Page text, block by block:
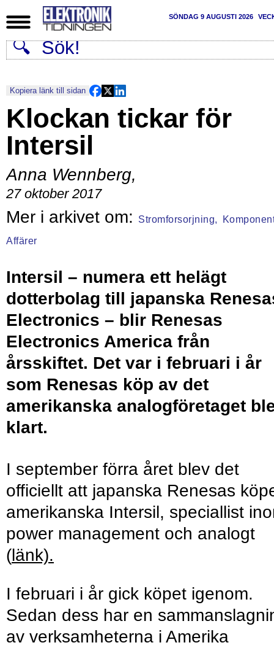
SÖNDAG 9 AUGUSTI 2026
Kopiera länk till sidan
Klockan tickar för
Intersil
Anna Wennberg,
27 oktober 2017
Stromforsorjning,
Affärer
Intersil – numera ett helägt
dotterbolag till japanska
Electronics – blir Renesas
Electronics America från
årsskiftet. Det var i februari i år
som Renesas köp av det
amerikanska analogföretaget
klart.
I september förra året blev det
officiellt att japanska Renesas
amerikanska Intersil, speciallist
power management och analogt
(länk).
I februari i år gick köpet igenom.
Sedan dess har en
av verksamheterna i Amerika